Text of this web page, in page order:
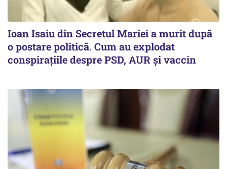
Ioan Isaiu din Secretul Mariei a murit după
o postare politică. Cum au explodat
conspirațiile despre PSD, AUR și vaccin